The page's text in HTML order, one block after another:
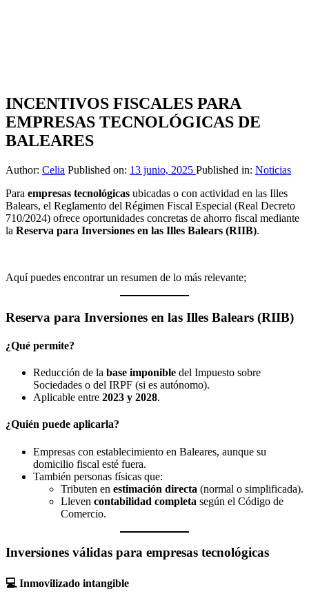
INCENTIVOS FISCALES PARA
EMPRESAS TECNOLÓGICAS DE
BALEARES
Author: Celia Published on: 13 junio, 2025 Published in: Noticias
Para empresas tecnológicas ubicadas o con actividad en las Illes
Balears, el Reglamento del Régimen Fiscal Especial (Real Decreto
710/2024) ofrece oportunidades concretas de ahorro fiscal mediante
la Reserva para Inversiones en las Illes Balears (RIIB).
Aquí puedes encontrar un resumen de lo más relevante;
Reserva para Inversiones en las Illes Balears (RIIB)
¿Qué permite?
Reducción de la base imponible del Impuesto sobre
Sociedades o del IRPF (si es autónomo).
Aplicable entre 2023 y 2028.
¿Quién puede aplicarla?
Empresas con establecimiento en Baleares, aunque su
domicilio fiscal esté fuera.
También personas físicas que:
Tributen en estimación directa (normal o simplificada).
Lleven contabilidad completa según el Código de
Comercio.
Inversiones válidas para empresas tecnológicas
💻 Inmovilizado intangible